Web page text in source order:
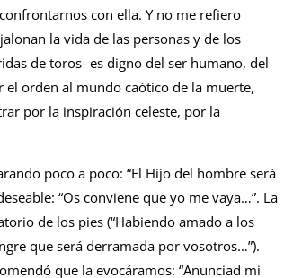
con ella. Y no me refiero
la vida de las personas y de los
de toros- es digno del ser humano, del
el orden al mundo caótico de la muerte,
por la inspiración celeste, por la
poco a poco: “El Hijo del hombre será
“Os conviene que yo me vaya…”. La
de los pies (“Habiendo amado a los
que será derramada por vosotros…”).
que la evocáramos: “Anunciad mi